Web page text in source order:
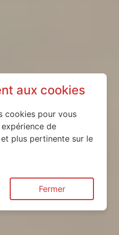
aux cookies
cookies pour vous
de
plus pertinente sur le
Fermer